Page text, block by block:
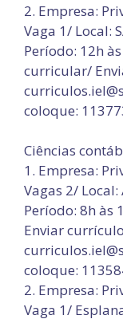
2. Empresa:
Vaga 1/ Local:
Período: 12h
curricular/
coloque:
Ciências
1. Empresa:
Vagas 2/ Local:
Período: 8h às
Enviar
coloque:
2. Empresa:
Vaga 1/